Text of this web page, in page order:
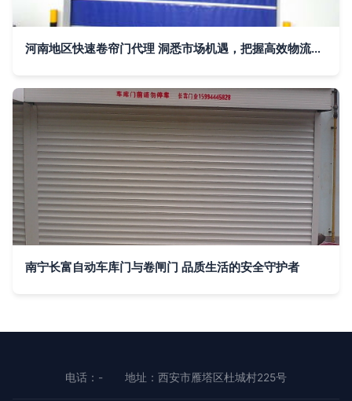
河南地区快速卷帘门代理 洞悉市场机遇，把握高效物流通道
南宁长富自动车库门与卷闸门 品质生活的安全守护者
电话：- 地址：西安市雁塔区杜城村225号